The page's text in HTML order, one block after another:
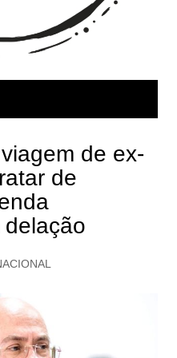
de ex-
de